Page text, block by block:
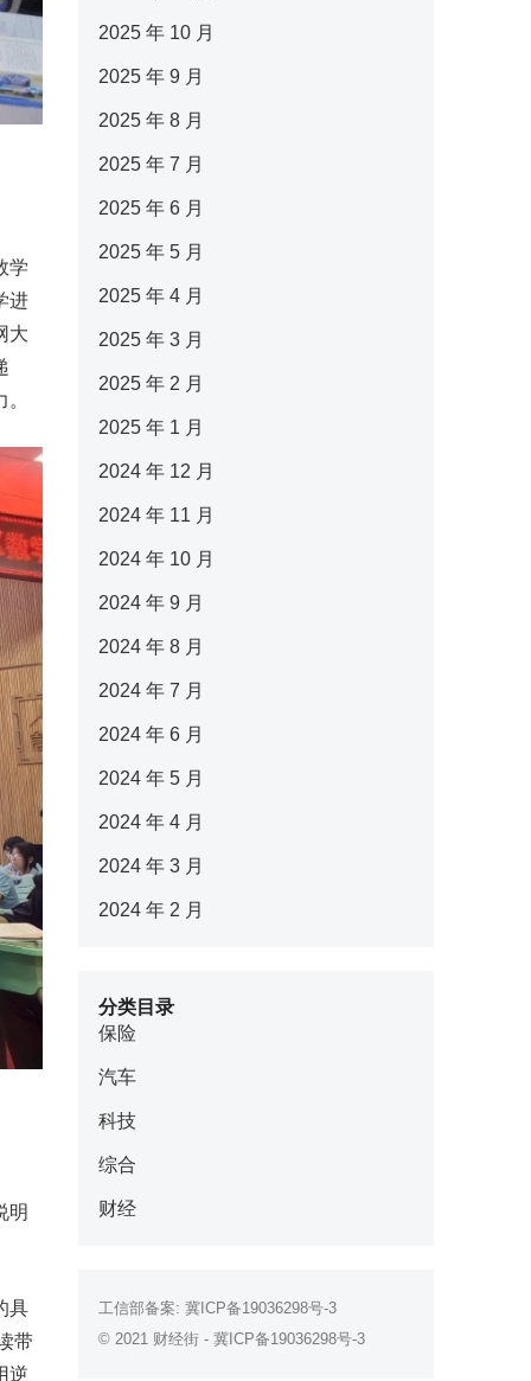
学
进
大
明
具
带
逆
2025 年 10 月
2025 年 9 月
2025 年 8 月
2025 年 7 月
2025 年 6 月
2025 年 5 月
2025 年 4 月
2025 年 3 月
2025 年 2 月
2025 年 1 月
2024 年 12 月
2024 年 11 月
2024 年 10 月
2024 年 9 月
2024 年 8 月
2024 年 7 月
2024 年 6 月
2024 年 5 月
2024 年 4 月
2024 年 3 月
2024 年 2 月
分类目录
保险
汽车
科技
综合
财经
工信部备案: 冀ICP备19036298号-3
© 2021 财经街 - 冀ICP备19036298号-3